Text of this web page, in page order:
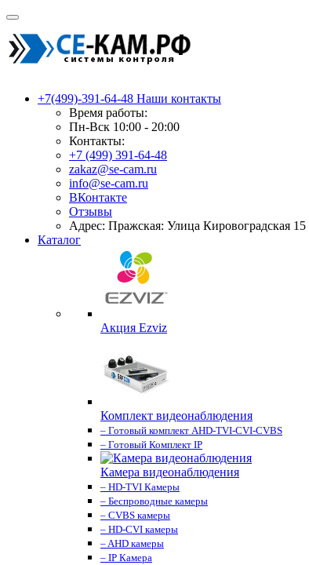
+7(499)-391-64-48 Наши контакты
Время работы:
Пн-Вск 10:00 - 20:00
Контакты:
+7 (499) 391-64-48
zakaz@se-cam.ru
info@se-cam.ru
ВКонтакте
Отзывы
Адрес: Пражская: Улица Кировоградская
Каталог
Акция Ezviz
Комплект видеонаблюдения
– Готовый комплект AHD-TVI-CVI-CVBS
– Готовый Комплект IP
Камера видеонаблюдения
– HD-TVI Камеры
– Беспроводные камеры
– CVBS камеры
– HD-CVI камеры
– AHD камеры
– IP Камера